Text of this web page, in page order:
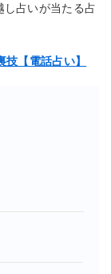
し占いが当たる占
【電話占い】